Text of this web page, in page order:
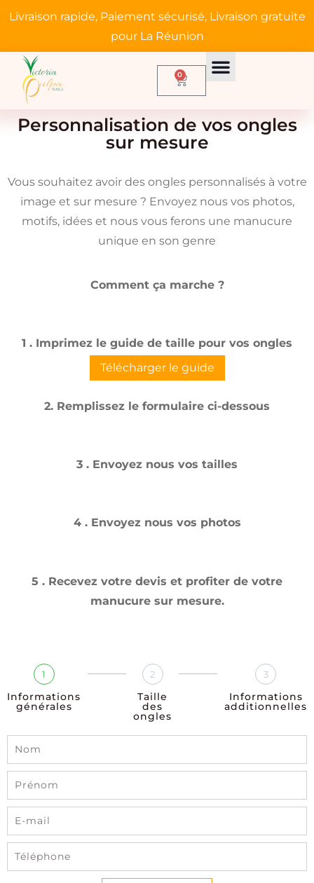
Livraison rapide, Paiement sécurisé, Livraison gratuite
pour La Réunion
0
Personnalisation de vos ongles
sur mesure
Vous souhaitez avoir des ongles personnalisés à votre
image et sur mesure ? Envoyez nous vos photos,
motifs, idées et nous vous ferons une manucure
unique en son genre
Comment ça marche ?
1 . Imprimez le guide de taille pour vos ongles
Télécharger le guide
2. Remplissez le formulaire ci-dessous
3 . Envoyez nous vos tailles
4 . Envoyez nous vos photos
5 . Recevez votre devis et profiter de votre
manucure sur mesure.
1
Informations
générales
2
Taille
des
ongles
3
Informations
additionnelles